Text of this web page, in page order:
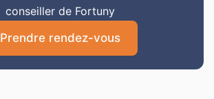
conseiller de Fortuny
Prendre rendez-vous